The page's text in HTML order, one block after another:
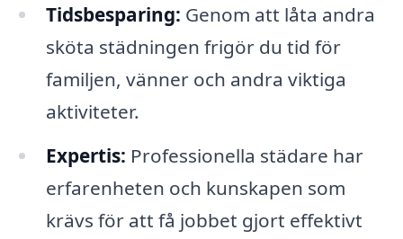
Tidsbesparing: Genom att låta andra
sköta städningen frigör du tid för
familjen, vänner och andra viktiga
aktiviteter.
Expertis: Professionella städare har
erfarenheten och kunskapen som
krävs för att få jobbet gjort effektivt